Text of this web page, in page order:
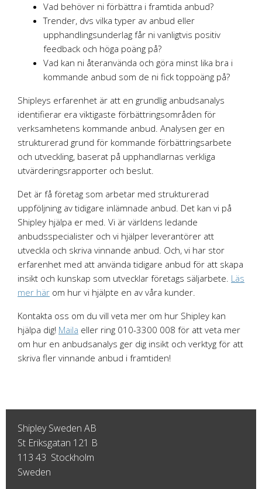
Vad behöver ni förbättra i framtida anbud?
Trender, dvs vilka typer av anbud eller
upphandlingsunderlag får ni vanligtvis positiv
feedback och höga poäng på?
Vad kan ni återanvända och göra minst lika bra i
kommande anbud som de ni fick toppoäng på?
Shipleys erfarenhet är att en grundlig anbudsanalys
identifierar era viktigaste förbättringsområden för
verksamhetens kommande anbud. Analysen ger en
strukturerad grund för kommande förbättringsarbete
och utveckling, baserat på upphandlarnas verkliga
utvärderingsrapporter och beslut.
Det är få företag som arbetar med strukturerad
uppföljning av tidigare inlämnade anbud. Det kan vi på
Shipley hjälpa er med. Vi är världens ledande
anbudsspecialister och vi hjälper leverantörer att
utveckla och skriva vinnande anbud. Och, vi har stor
erfarenhet med att använda tidigare anbud för att skapa
insikt och kunskap som utvecklar företags säljarbete. Läs
mer här om hur vi hjälpte en av våra kunder.
Kontakta oss om du vill veta mer om hur Shipley kan
hjälpa dig! Maila eller ring 010-3300 008 för att veta mer
om hur en anbudsanalys ger dig insikt och verktyg för att
skriva fler vinnande anbud i framtiden!
Shipley Sweden AB
St Eriksgatan 121 B
113 43 Stockholm
Sweden